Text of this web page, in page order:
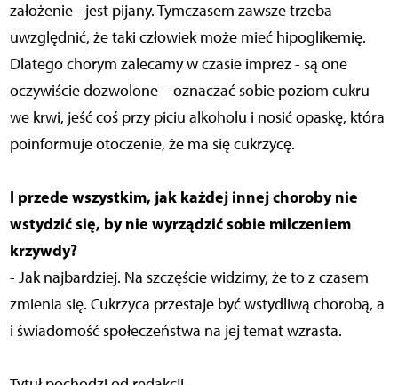
założenie - jest pijany. Tymczasem zawsze trzeba
uwzględnić, że taki człowiek może mieć hipoglikemię.
Dlatego chorym zalecamy w czasie imprez - są one
oczywiście dozwolone – oznaczać sobie poziom cukru
we krwi, jeść coś przy piciu alkoholu i nosić opaskę, która
poinformuje otoczenie, że ma się cukrzycę.
I przede wszystkim, jak każdej innej choroby nie
wstydzić się, by nie wyrządzić sobie milczeniem
krzywdy?
- Jak najbardziej. Na szczęście widzimy, że to z czasem
zmienia się. Cukrzyca przestaje być wstydliwą chorobą, a
i świadomość społeczeństwa na jej temat wzrasta.